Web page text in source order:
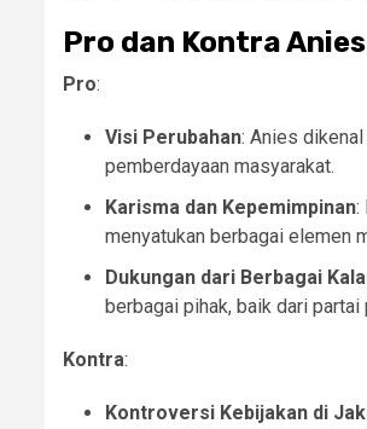
Pro dan Kontra
Pro:
Visi Perubahan: Anies
pemberdayaan masyarakat.
Karisma dan Kepemimpinan:
menyatukan berbagai elemen
Dukungan dari Berbagai
berbagai pihak, baik dari
Kontra:
Kontroversi Kebijakan di